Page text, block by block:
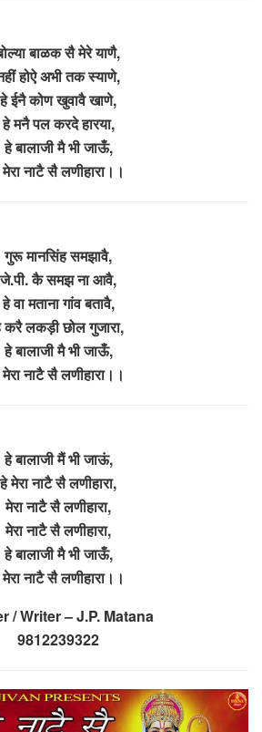
बाळक सै मेरे याणै,
होऐ अभी तक स्याणे,
हे ईनै कोण खुवावै खाणे,
हे मनै पल करदे हारया,
हे बालाजी मै भी जाऊँ,
नाटै सै लणीहारा।।
गुरू मानसिंह समझावै,
जे.पी. कै समझ ना आवै,
हे वा मताना गांव बतावै,
करै लकड़ी छोल गुजारा,
हे बालाजी मै भी जाऊँ,
नाटै सै लणीहारा।।
हे बालाजी मैं भी जाऊं,
हे मेरा नाटै सै लणीहारा,
मेरा नाटै सै लणीहारा,
मेरा नाटै सै लणीहारा,
हे बालाजी मै भी जाऊँ,
नाटै सै लणीहारा।।
/ Writer – J.P. Matana
9812239322